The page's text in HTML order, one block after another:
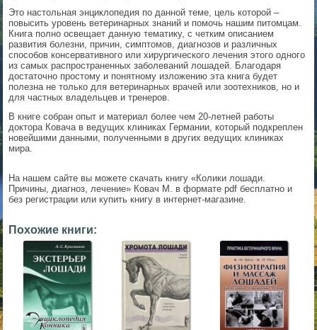
Это настольная энциклопедия по данной теме, цель которой –
повысить уровень ветеринарных знаний и помочь нашим питомцам.
Книга полно освещает данную тематику, с четким описанием
развития болезни, причин, симптомов, диагнозов и различных
способов консервативного или хирургического лечения этого одного
из самых распространенных заболеваний лошадей. Благодаря
достаточно простому и понятному изложению эта книга будет
полезна не только для ветеринарных врачей или зоотехников, но и
для частных владельцев и тренеров.
В книге собран опыт и материал более чем 20-летней работы
доктора Ковача в ведущих клиниках Германии, который подкреплен
новейшими данными, полученными в других ведущих клиниках
мира.
На нашем сайте вы можете скачать книгу «Колики лошади.
Причины, диагноз, лечение» Ковач М. в формате pdf бесплатно и
без регистрации или купить книгу в интернет-магазине.
Похожие книги:
▼
▼